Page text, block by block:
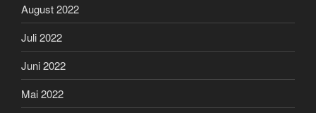
August 2022
Juli 2022
Juni 2022
Mai 2022